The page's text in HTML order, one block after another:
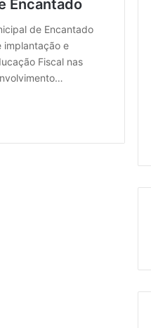
Encantado
de Encantado
implantação e
Fiscal nas